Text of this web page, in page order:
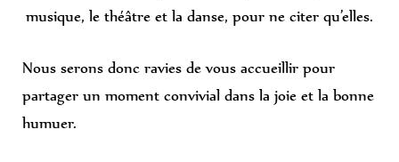
musique, le théâtre et la danse, pour ne citer qu’elles.
Nous serons donc ravies de vous accueillir pour
partager un moment convivial dans la joie et la bonne
humuer.